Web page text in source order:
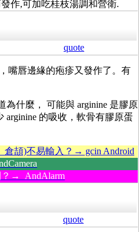
作,可加吃桂枝湯調和營衛.
quote
嘴唇邊緣的疱疹又發作了。有
為什麼， 可能與 arginine 是膠原
arginine 的吸收，軟骨有膠原蛋
倉頡)不易輸入？→ gcin Android
？→ AndAlarm
quote